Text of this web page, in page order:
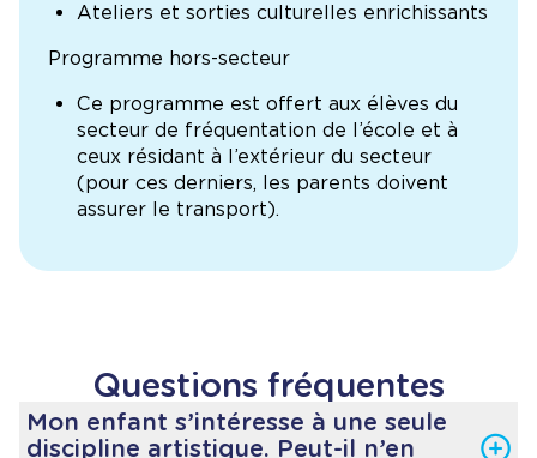
Ateliers et sorties culturelles enrichissants
Programme hors-secteur
Ce programme est offert aux élèves du
secteur de fréquentation de l’école et à
ceux résidant à l’extérieur du secteur
(pour ces derniers, les parents doivent
assurer le transport).
Questions fréquentes
Mon enfant s’intéresse à une seule
discipline artistique. Peut-il n’en